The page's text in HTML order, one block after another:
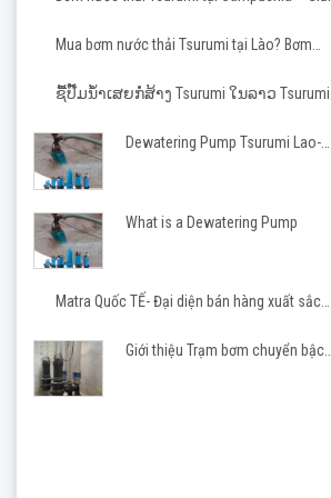
nghiệp
Mua bơm nước thải Tsurumi tại Lào? Bơm
ຊື້ປັ໊ມນ້ຳເສຍກໍ່ສ້າງ Tsurumi ໃນລາວ Tsurumi
Dewatering Pump Tsurumi Lao-
What is a Dewatering Pump
Matra Quốc TẾ- Đại diện bán hàng xuất sắc
Giới thiệu Trạm bơm chuyển bậc